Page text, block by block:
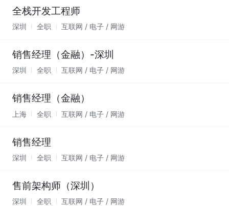
全栈开发工程师
深圳 全职 互联网 / 电子 / 网游
销售经理（金融）-深圳
深圳 全职 互联网 / 电子 / 网游
销售经理（金融）
上海 全职 互联网 / 电子 / 网游
销售经理
深圳 全职 互联网 / 电子 / 网游
售前架构师（深圳）
深圳 全职 互联网 / 电子 / 网游